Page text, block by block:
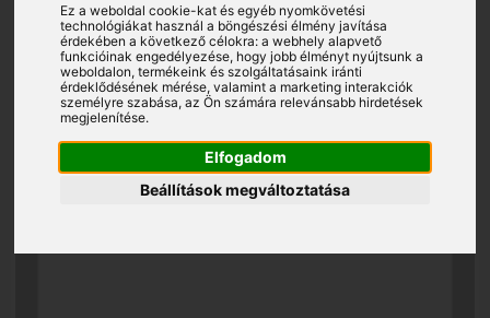
Ez a weboldal cookie-kat és egyéb nyomkövetési
technológiákat használ a böngészési élmény javítása
érdekében a következő célokra:a webhely alapvető
funkcióinak engedélyezése, hogy jobb élményt nyújtsunk a
weboldalon,termékeink és szolgáltatásaink iránti
érdeklődésének mérése, valamint a marketing interakciók
személyre szabása,az Ön számára relevánsabb hirdetések
megjelenítése.
Elfogadom
Beállítások megváltoztatása